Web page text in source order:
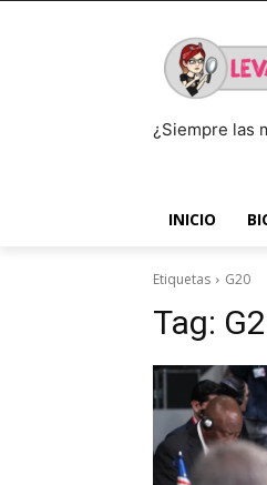
¿Siempre las
INICIO
Etiquetas G20
Tag: